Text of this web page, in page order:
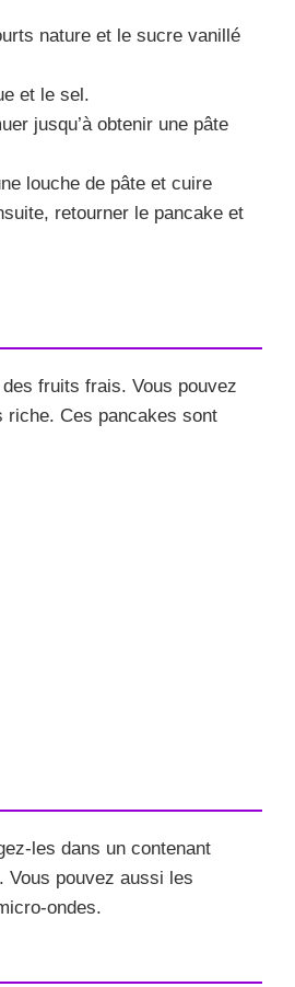
nature et le sucre vanillé
et le sel.
jusqu’à obtenir une pâte
louche de pâte et cuire
retourner le pancake et
fruits frais. Vous pouvez
riche. Ces pancakes sont
les dans un contenant
Vous pouvez aussi les
ondes.